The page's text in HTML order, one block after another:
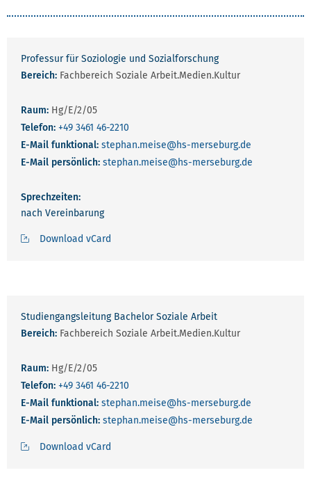
Professur für Soziologie und Sozialforschung
Bereich: Fachbereich Soziale Arbeit.Medien.Kultur
Raum: Hg/E/2/05
Telefon: +49 3461 46-2210
E-Mail funktional: stephan.meise@hs-merseburg.de
E-Mail persönlich: stephan.meise@hs-merseburg.de
Sprechzeiten:
nach Vereinbarung
Download vCard
Studiengangsleitung Bachelor Soziale Arbeit
Bereich: Fachbereich Soziale Arbeit.Medien.Kultur
Raum: Hg/E/2/05
Telefon: +49 3461 46-2210
E-Mail funktional: stephan.meise@hs-merseburg.de
E-Mail persönlich: stephan.meise@hs-merseburg.de
Download vCard